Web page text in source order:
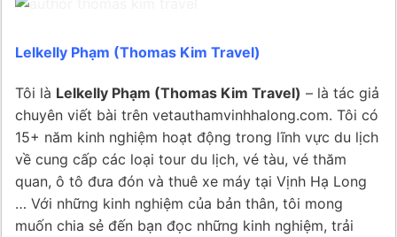
Lelkelly Phạm (Thomas Kim Travel)
Tôi là Lelkelly Phạm (Thomas Kim Travel) – là tác giả
chuyên viết bài trên vetauthamvinhhalong.com. Tôi có
15+ năm kinh nghiệm hoạt động trong lĩnh vực du lịch
về cung cấp các loại tour du lịch, vé tàu, vé thăm
quan, ô tô đưa đón và thuê xe máy tại Vịnh Hạ Long
… Với những kinh nghiệm của bản thân, tôi mong
muốn chia sẻ đến bạn đọc những kinh nghiệm, trải